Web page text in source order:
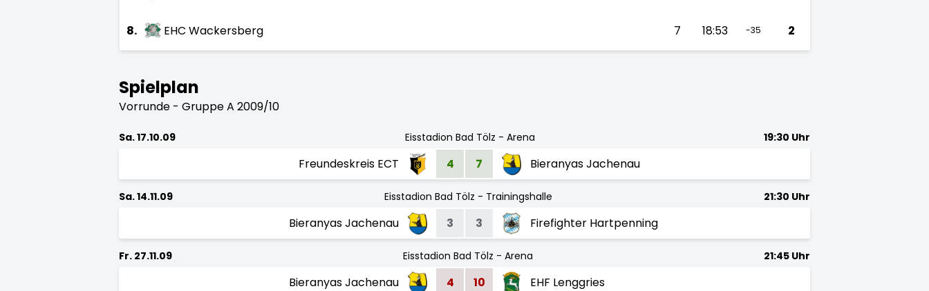
8. EHC Wackersberg 7 18:53 -35 2
Spielplan
Vorrunde - Gruppe A 2009/10
Sa. 17.10.09 Eisstadion Bad Tölz - Arena 19:30 Uhr
Freundeskreis ECT 4 7 Bieranyas Jachenau
Sa. 14.11.09 Eisstadion Bad Tölz - Trainingshalle 21:30 Uhr
Bieranyas Jachenau 3 3 Firefighter Hartpenning
Fr. 27.11.09 Eisstadion Bad Tölz - Arena 21:45 Uhr
Bieranyas Jachenau 4 10 EHF Lenggries